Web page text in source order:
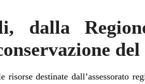
dalla
risorse destinate dall’assessorato